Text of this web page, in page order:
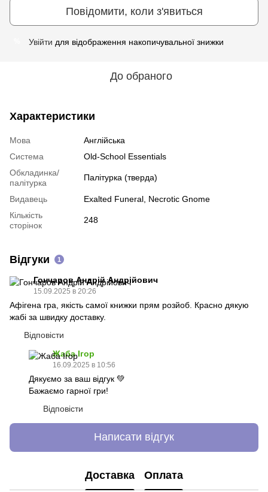
Повідомити, коли з'явиться
Увійти для відображення накопичувальної знижки
До обраного
Характеристики
Мова
Англійська
Система
Old-School Essentials
Обкладинка/
палітурка
Палітурка (тверда)
Видавець
Exalted Funeral, Necrotic Gnome
Кількість
сторінок
248
Відгуки 1
Гончаров Андрій Андрійович
15.09.2025 в 20:26
Афігена гра, якість самої книжки прям розйоб. Красно дякую
жабі за швидку доставку.
Відповісти
Жаба Ігор
16.09.2025 в 10:56
Дякуємо за ваш відгук 💚
Бажаємо гарної гри!
Відповісти
Написати відгук
Доставка Оплата